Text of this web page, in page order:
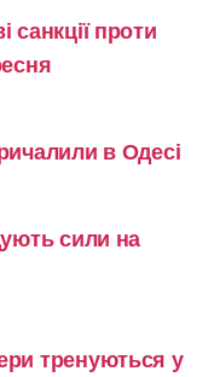
санкції проти
в Одесі
сили на
тренуються у